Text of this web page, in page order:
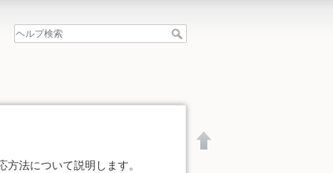
法について説明します。